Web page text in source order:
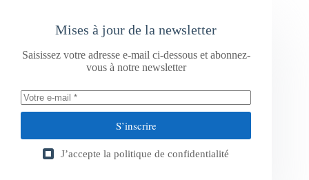
Mises à jour de la newsletter
Saisissez votre adresse e-mail ci-dessous et abonnez-
vous à notre newsletter
S’inscrire
J’accepte la politique de confidentialité